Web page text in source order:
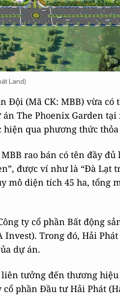
Land)
Đội (Mã CK: MBB) vừa có
The Phoenix Garden
qua phương thức
rao bán có tên đầy
được ví như là “Đà Lạt
mô diện tích 45 ha, tổng
ty cổ phần Bất động
Invest). Trong đó, Hải
dự án.
tưởng đến thương hiệu
phần Đầu tư Hải Phát